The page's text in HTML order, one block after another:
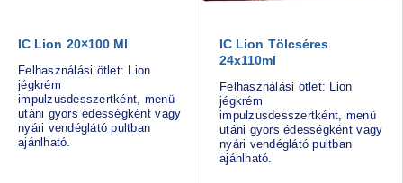
IC Lion 20×100 Ml
Felhasználási ötlet: Lion
jégkrém
impulzusdesszertként, menü
utáni gyors édességként vagy
nyári vendéglátó pultban
ajánlható.
IC Lion Tölcséres
24x110ml
Felhasználási ötlet: Lion
jégkrém
impulzusdesszertként, menü
utáni gyors édességként vagy
nyári vendéglátó pultban
ajánlható.